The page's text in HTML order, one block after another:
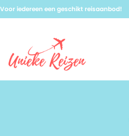
Voor iedereen een geschikt reisaanbod!